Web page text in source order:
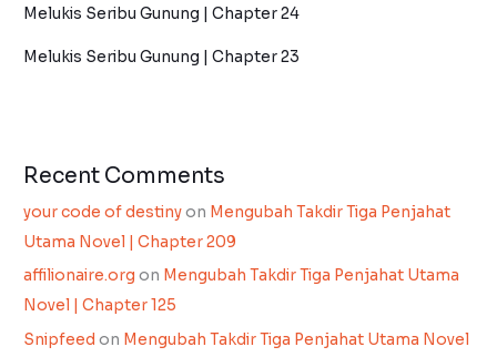
Melukis Seribu Gunung | Chapter 24
Melukis Seribu Gunung | Chapter 23
Recent Comments
your code of destinyon Mengubah Takdir Tiga Penjahat
Utama Novel | Chapter 209
affilionaire.org on Mengubah Takdir Tiga Penjahat Utama
Novel | Chapter 125
Snipfeed on Mengubah Takdir Tiga Penjahat Utama Novel